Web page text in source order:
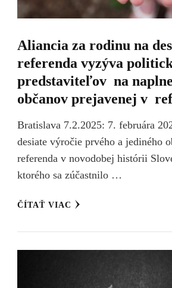
Aliancia za rodinu na
referenda vyzýva
predstaviteľov na
občanov prejavenej v
Bratislava 7.2.2025: 7. februára
desiate výročie prvého a jediného
referenda v novodobej histórii
ktorého sa zúčastnilo …
ČÍTAŤ VIAC